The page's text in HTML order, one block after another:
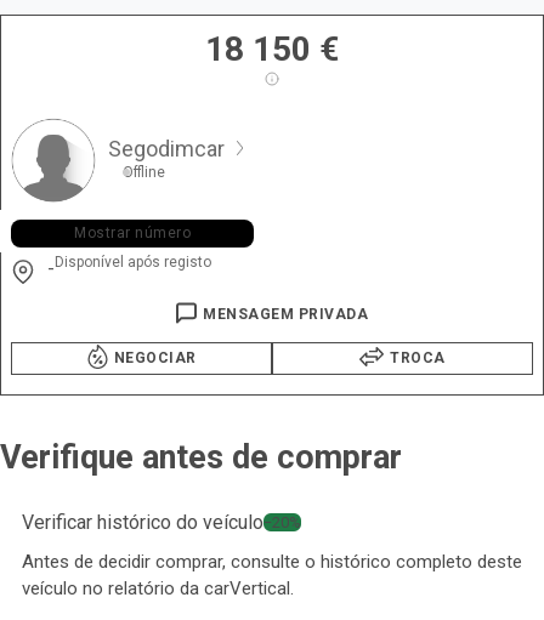
18 150 €
Segodimcar
Offline
+351 966 ••• •51
Mostrar número
Disponível após registo
-
MENSAGEM PRIVADA
NEGOCIAR TROCA
Verifique antes de comprar
Verificar histórico do veículo−20%
Antes de decidir comprar, consulte o histórico completo deste
veículo no relatório da carVertical.